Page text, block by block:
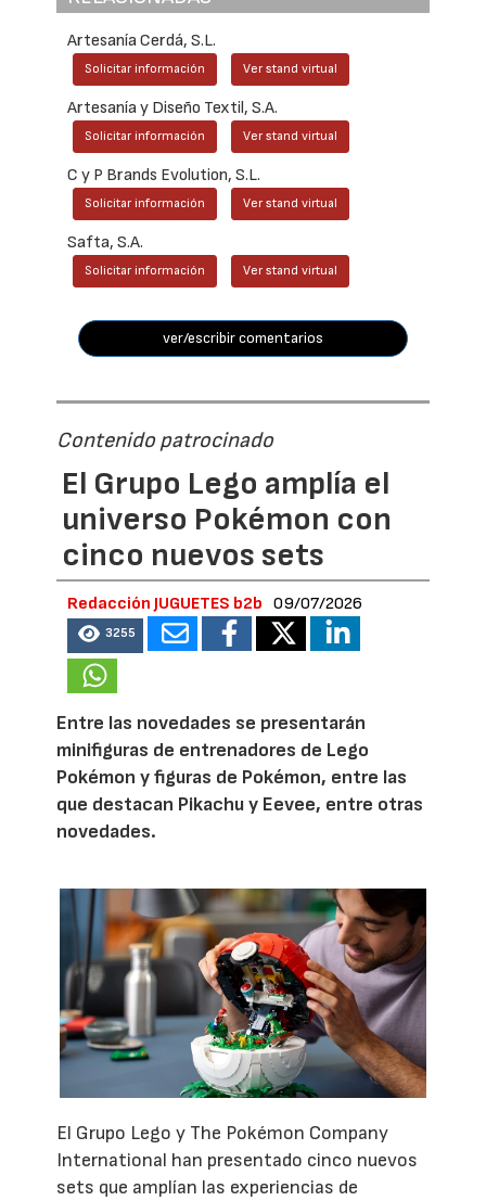
Artesanía Cerdá, S.L.
Solicitar información Ver stand virtual
Artesanía y Diseño Textil, S.A.
Solicitar información Ver stand virtual
C y P Brands Evolution, S.L.
Solicitar información Ver stand virtual
Safta, S.A.
Solicitar información Ver stand virtual
ver/escribir comentarios
Contenido patrocinado
El Grupo Lego amplía el
universo Pokémon con
cinco nuevos sets
Redacción JUGUETES b2b 09/07/2026
3255
Entre las novedades se presentarán
minifiguras de entrenadores de Lego
Pokémon y figuras de Pokémon, entre las
que destacan Pikachu y Eevee, entre otras
novedades.
El Grupo Lego y The Pokémon Company
International han presentado cinco nuevos
sets que amplían las experiencias de